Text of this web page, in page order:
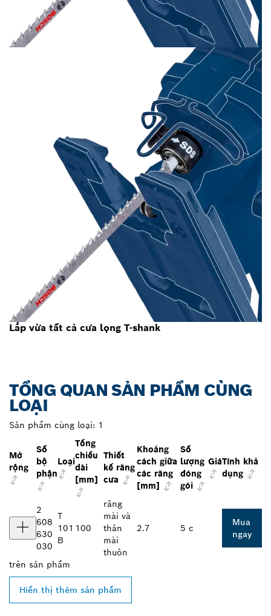
Lắp vừa tất cả cưa lọng T-shank
TỔNG QUAN SẢN PHẨM CÙNG
LOẠI
Sản phẩm cùng loại: 1
Mở
rộng
Số
bộ
phận
Loại
Tổng
chiều
dài
[mm]
Thiết
kế răng
cưa
Khoảng
cách giữa
các răng
[mm]
Số
lượng
đóng
gói
GiáTính khả
dụng
2
608
630
030
T
101
B
100
răng
mài và
thân
mài
thuôn
2.7 5 c
Mua
ngay
trên sản phẩm
Hiển thị thêm sản phẩm